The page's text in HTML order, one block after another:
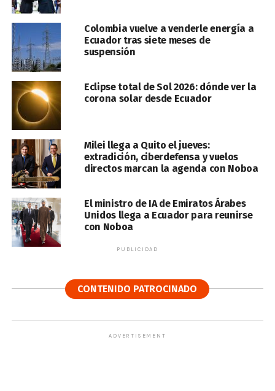
Colombia vuelve a venderle energía a
Ecuador tras siete meses de
suspensión
Eclipse total de Sol 2026: dónde ver la
corona solar desde Ecuador
Milei llega a Quito el jueves:
extradición, ciberdefensa y vuelos
directos marcan la agenda con Noboa
El ministro de IA de Emiratos Árabes
Unidos llega a Ecuador para reunirse
con Noboa
PUBLICIDAD
CONTENIDO PATROCINADO
ADVERTISEMENT